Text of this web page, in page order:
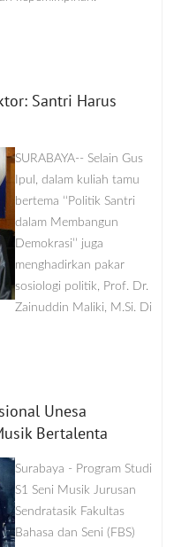
Santri Harus
SURABAYA-- Selain Gus
Ipul, dalam kuliah tamu
bertema ‘‘Politik Santri
dalam Membangun
Demokrasi’’ juga
menghadirkan pakar
sosiologi politik, Prof. Dr.
Zainuddin Maliki, M.Si. Di
Unesa
Bertalenta
Surabaya - Program Studi
S1 Seni Musik Jurusan
Sendratasik Fakultas
Bahasa dan Seni (FBS)